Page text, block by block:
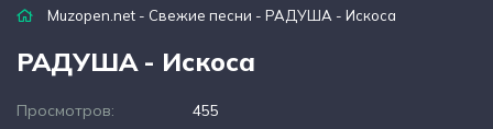
Muzopen.net - Свежие песни - РАДУША - Искоса
РАДУША - Искоса
Просмотров:
455